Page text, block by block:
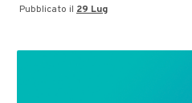
Pubblicato il 29 Lug